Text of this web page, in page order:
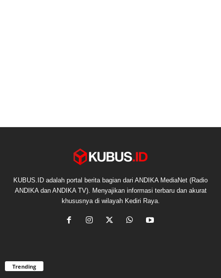
KUBUS.ID adalah portal berita bagian dari ANDIKA MediaNet (Radio
ANDIKA dan ANDIKA TV). Menyajikan informasi terbaru dan akurat
khususnya di wilayah Kediri Raya.
Trending